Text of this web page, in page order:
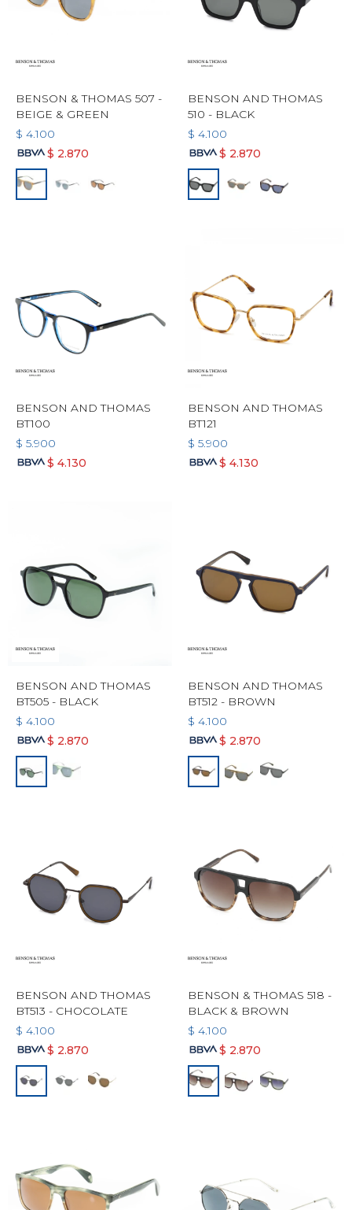
BENSON & THOMAS 507 -
BEIGE & GREEN
$ 4.100
$ 2.870
BENSON AND THOMAS
510 - BLACK
$ 4.100
$ 2.870
BENSON AND THOMAS
BT100
$ 5.900
$ 4.130
BENSON AND THOMAS
BT121
$ 5.900
$ 4.130
BENSON AND THOMAS
BT505 - BLACK
$ 4.100
$ 2.870
BENSON AND THOMAS
BT512 - BROWN
$ 4.100
$ 2.870
BENSON AND THOMAS
BT513 - CHOCOLATE
$ 4.100
$ 2.870
BENSON & THOMAS 518 -
BLACK & BROWN
$ 4.100
$ 2.870